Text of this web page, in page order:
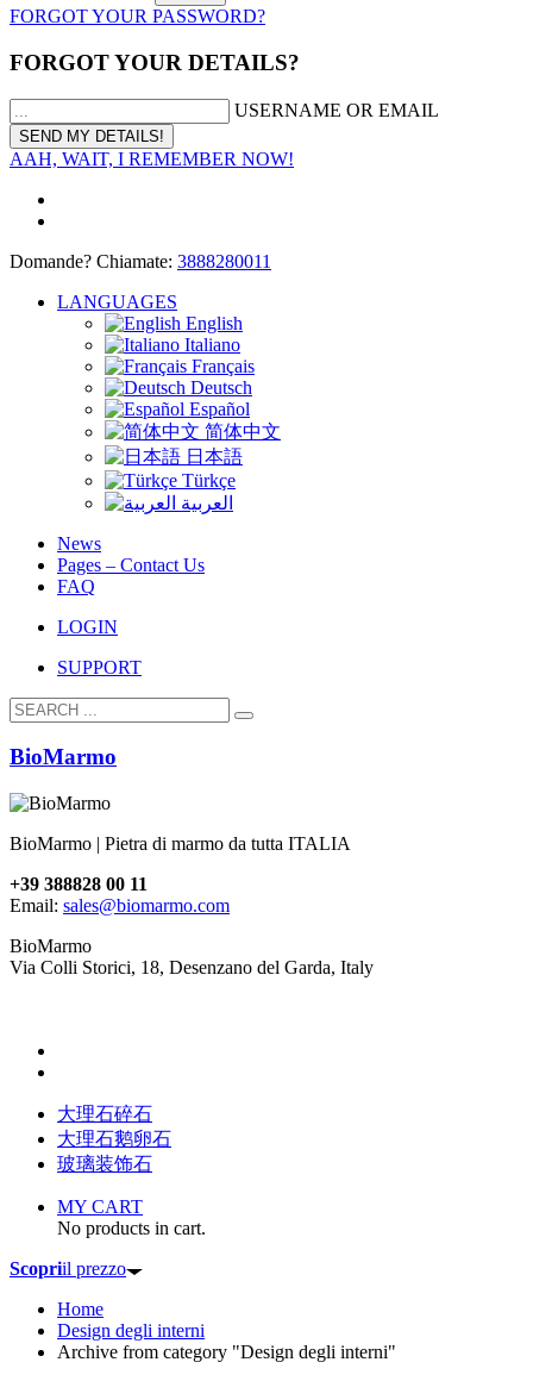
FORGOT YOUR PASSWORD?
FORGOT YOUR DETAILS?
USERNAME OR EMAIL
AAH, WAIT, I REMEMBER NOW!
Domande? Chiamate: 3888280011
LANGUAGES
English
Italiano
Français
Deutsch
Español
简体中文
日本語
Türkçe
العربية
News
Pages – Contact Us
FAQ
LOGIN
SUPPORT
BioMarmo
BioMarmo | Pietra di marmo da tutta ITALIA
+39 388828 00 11
Email: sales@biomarmo.com
BioMarmo
Via Colli Storici, 18, Desenzano del Garda, Italy
大理石碎石
大理石鹅卵石
玻璃装饰石
MY CART
No products in cart.
Scopriil prezzo
Home
Design degli interni
Archive from category "Design degli interni"